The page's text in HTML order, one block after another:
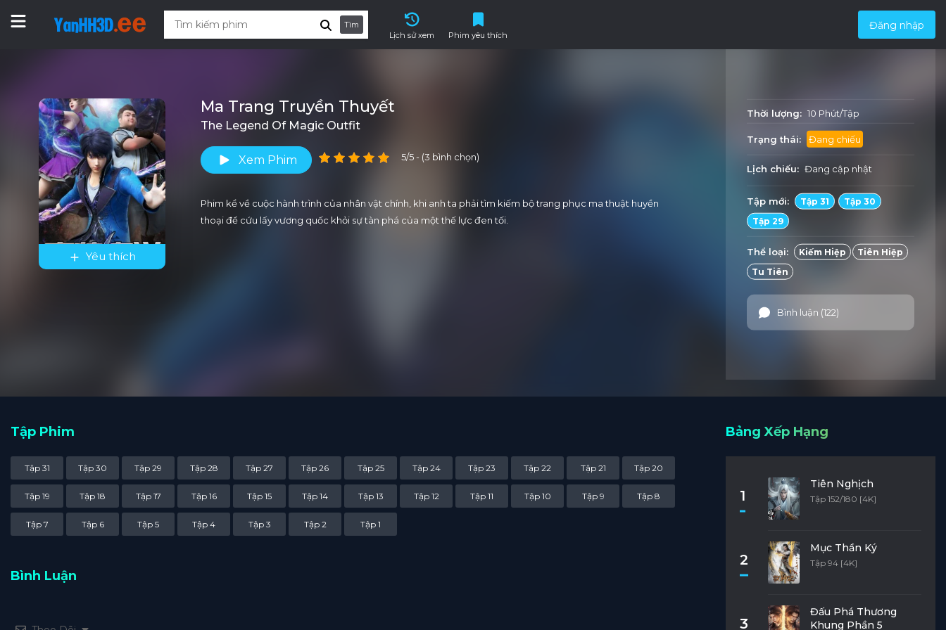
Tìm
Lịch sử xem
Phim yêu thích
Đăng nhập
Yêu thích
Ma Trang Truyền Thuyết
The Legend Of Magic Outfit
Xem Phim 5/5 - (3 bình chọn)
Phim kể về cuộc hành trình của nhân vật chính, khi anh ta phải tìm kiếm bộ trang phục ma thuật huyền
thoại để cứu lấy vương quốc khỏi sự tàn phá của một thế lực đen tối.
Thời lượng: 10 Phút/Tập
Trạng thái: Đang chiếu
Lịch chiếu: Đang cập nhật
Tập mới: Tập 31
Tập 30
Tập 29
Thể loại: Kiếm Hiệp
Tiên Hiệp
Tu Tiên
Bình luận (122)
Tập Phim
Tập 31 Tập 30 Tập 29 Tập 28 Tập 27 Tập 26 Tập 25 Tập 24 Tập 23 Tập 22 Tập 21 Tập 20
Tập 19 Tập 18 Tập 17 Tập 16 Tập 15 Tập 14 Tập 13 Tập 12 Tập 11 Tập 10 Tập 9 Tập 8
Tập 7 Tập 6 Tập 5 Tập 4 Tập 3 Tập 2 Tập 1
Bình Luận
Bảng Xếp Hạng
1
Tiên Nghịch
Tập 152/180 [4K]
2
Mục Thần Ký
Tập 94 [4K]
3
Đấu Phá Thương
Khung Phần 5